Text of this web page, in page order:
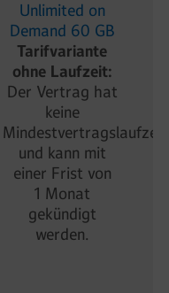
Unlimited on
Demand 60 GB
Tarifvariante
ohne Laufzeit:
Der Vertrag hat
keine
Mindestvertragslaufzeit
und kann mit
einer Frist von
1 Monat
gekündigt
werden.